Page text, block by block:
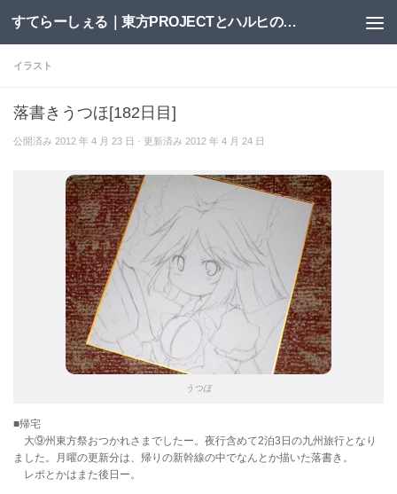
コンテンツへスキップ すてらーしぇる｜東方PROJECTとハルヒの二次創作サイト
イラスト
落書きうつほ[182日目]
公開済み 2012 年 4 月 23 日 · 更新済み 2012 年 4 月 24 日
うつほ
■帰宅
大⑨州東方祭おつかれさまでしたー。夜行含めて2泊3日の九州旅行となり
ました。月曜の更新分は、帰りの新幹線の中でなんとか描いた落書き。
レポとかはまた後日ー。